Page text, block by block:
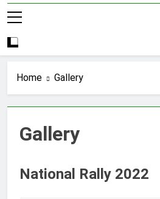
Home Gallery
Gallery
National Rally 2022